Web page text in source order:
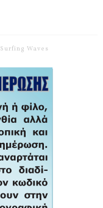
Surfing Waves